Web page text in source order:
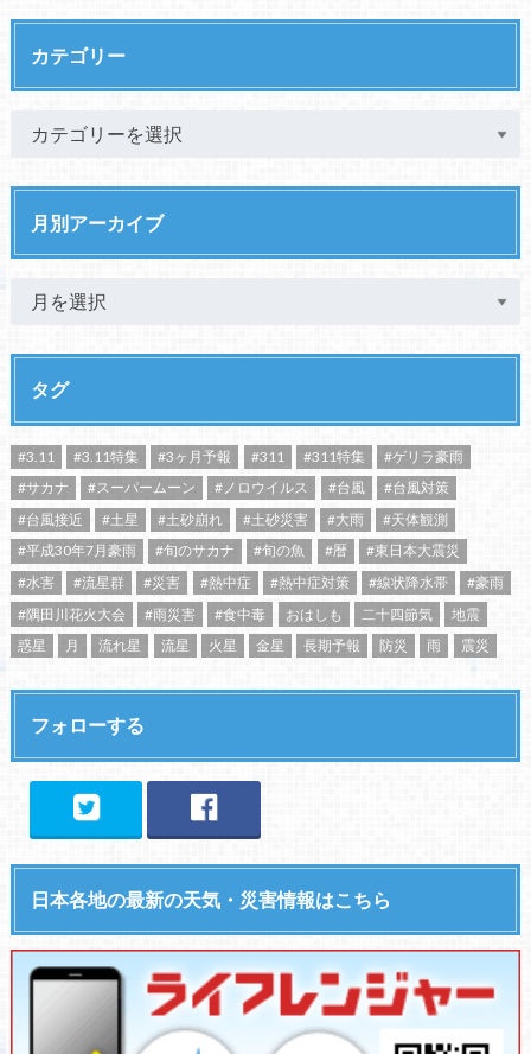
カテゴリー
月別アーカイブ
タグ
#3.11 #3.11特集 #3ヶ月予報 #311 #311特集
#ゲリラ豪雨
#サカナ
#スーパームーン #ノロウイルス #台風
#台風対策
#台風接近
#土星 #土砂崩れ #土砂災害 #大雨
#天体観測
#平成30年7月豪雨
#旬のサカナ #旬の魚 #暦
#東日本大震災
#水害
#流星群 #災害 #熱中症 #熱中症対策 #線状降水帯
#豪雨
#隅田川花火大会
#雨災害 #食中毒 おはしも 二十四節気
地震
惑星
月 流れ星 流星 火星 金星 長期予報 防災 雨 震災
フォローする
日本各地の最新の天気・災害情報はこちら